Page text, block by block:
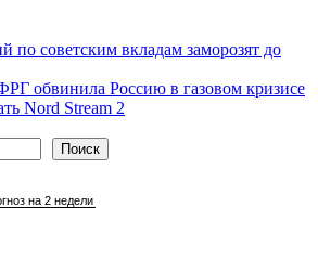
по советским вкладам заморозят до
обвинила Россию в газовом кризисе
Nord Stream 2
Поиск